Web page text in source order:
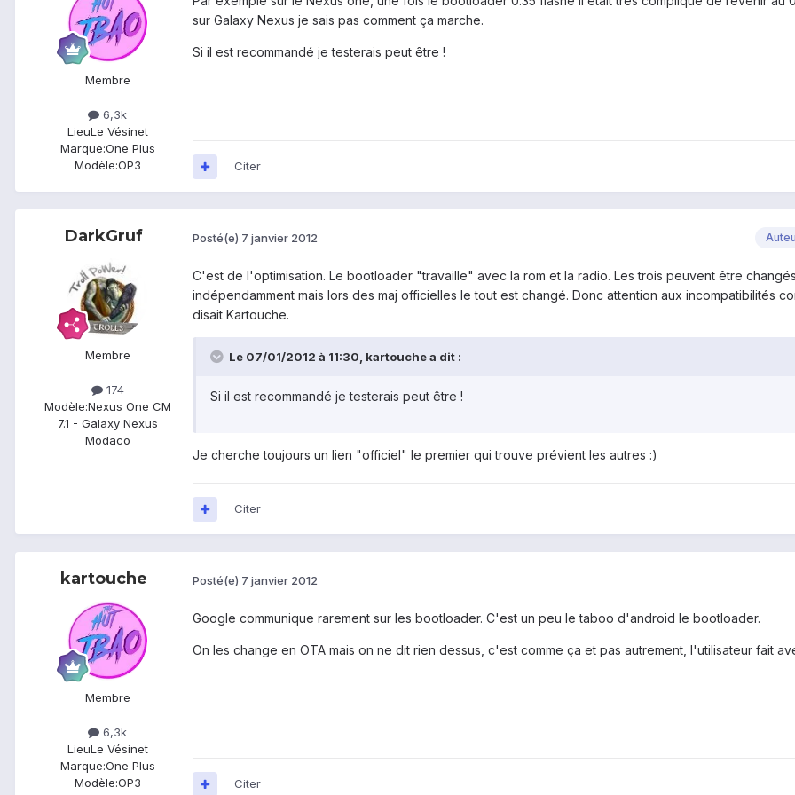
Membre
6,3k
LieuLe Vésinet
Marque:One Plus
Modèle:OP3
sur Galaxy Nexus je sais pas comment ça marche.
Si il est recommandé je testerais peut être !
Citer
DarkGruf
Membre
174
Modèle:Nexus One CM
7.1 - Galaxy Nexus
Modaco
Posté(e) 7 janvier 2012
C'est de l'optimisation. Le bootloader "travaille" avec la rom et la radio. Les trois peuvent être changés
indépendamment mais lors des maj officielles le tout est changé. Donc attention aux incompatibilités
disait Kartouche.
Le 07/01/2012 à 11:30, kartouche a dit :
Si il est recommandé je testerais peut être !
Je cherche toujours un lien "officiel" le premier qui trouve prévient les autres :)
Citer
kartouche
Membre
6,3k
LieuLe Vésinet
Marque:One Plus
Modèle:OP3
Posté(e) 7 janvier 2012
Google communique rarement sur les bootloader. C'est un peu le taboo d'android le bootloader.
On les change en OTA mais on ne dit rien dessus, c'est comme ça et pas autrement, l'utilisateur fait
Citer